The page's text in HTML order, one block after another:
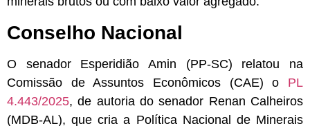
Conselho Nacional
O senador Esperidião Amin (PP-SC) relatou na
Comissão de Assuntos Econômicos (CAE) o PL
4.443/2025, de autoria do senador Renan Calheiros
(MDB-AL), que cria a Política Nacional de Minerais